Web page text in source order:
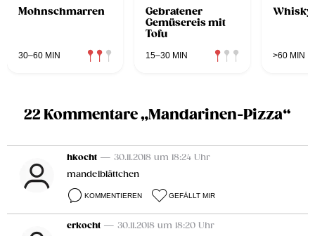
Mohnschmarren
30–60 MIN
Gebratener
Gemüsereis mit
Tofu
15–30 MIN >60 MIN
22 Kommentare „Mandarinen-Pizza“
hkocht — 30.11.2018 um 18:24 Uhr
mandelblättchen
KOMMENTIEREN GEFÄLLT MIR
erkocht — 30.11.2018 um 18:20 Uhr